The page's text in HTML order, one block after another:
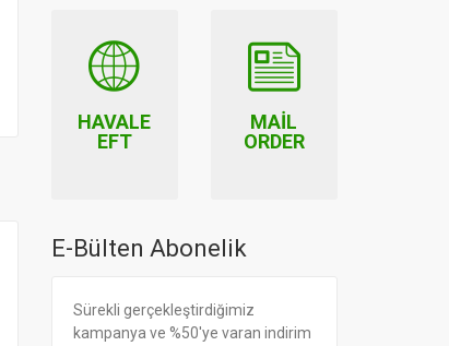
HAVALE
EFT
MAIL
ORDER
E-Bülten Abonelik
Sürekli gerçekleştirdiğimiz
kampanya ve %50'ye varan indirim